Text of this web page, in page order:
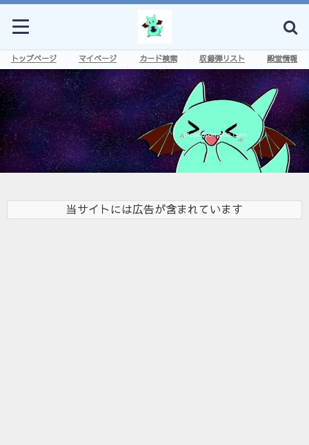
トップページ マイページ カード検索 収録弾リスト 殿堂情報
当サイトには広告が含まれています